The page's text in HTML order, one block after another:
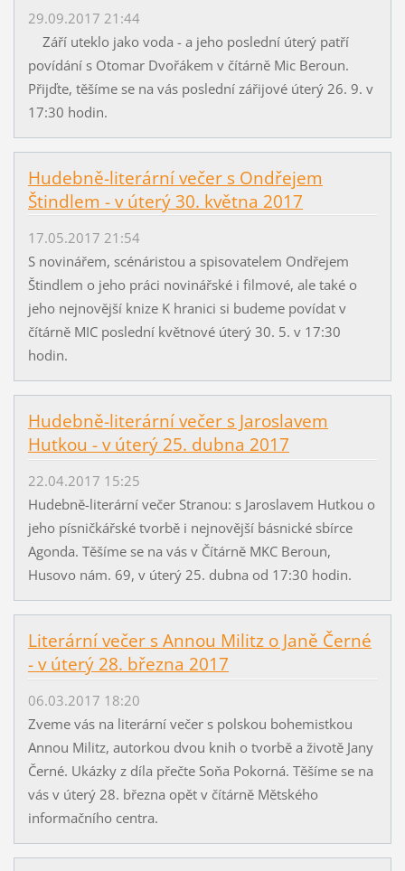
29.09.2017 21:44
Září uteklo jako voda - a jeho poslední úterý patří
povídání s Otomar Dvořákem v čítárně Mic Beroun.
Přijďte, těšíme se na vás poslední zářijové úterý 26. 9. v
17:30 hodin.
Hudebně-literární večer s Ondřejem
Štindlem - v úterý 30. května 2017
17.05.2017 21:54
S novinářem, scénáristou a spisovatelem Ondřejem
Štindlem o jeho práci novinářské i filmové, ale také o
jeho nejnovější knize K hranici si budeme povídat v
čítárně MIC poslední květnové úterý 30. 5. v 17:30
hodin.
Hudebně-literární večer s Jaroslavem
Hutkou - v úterý 25. dubna 2017
22.04.2017 15:25
Hudebně-literární večer Stranou: s Jaroslavem Hutkou o
jeho písničkářské tvorbě i nejnovější básnické sbírce
Agonda. Těšíme se na vás v Čítárně MKC Beroun,
Husovo nám. 69, v úterý 25. dubna od 17:30 hodin.
Literární večer s Annou Militz o Janě Černé
- v úterý 28. března 2017
06.03.2017 18:20
Zveme vás na literární večer s polskou bohemistkou
Annou Militz, autorkou dvou knih o tvorbě a životě Jany
Černé. Ukázky z díla přečte Soňa Pokorná. Těšíme se na
vás v úterý 28. března opět v čítárně Mětského
informačního centra.